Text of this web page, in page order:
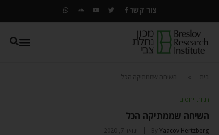
צור קשר
בית השיחה שממתיקה הכל
זוגיות ויחסים
השיחה שממתיקה הכל
By Yaacov Hertzberg ינואר 7, 2020